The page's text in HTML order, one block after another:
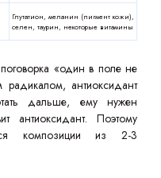
Глутатион, меланин (пигмент кожи),
селен, таурин, некоторые витамины
«один в поле не
антиоксидант
дальше, ему нужен
антиоксидант. Поэтому
композиции из 2-3